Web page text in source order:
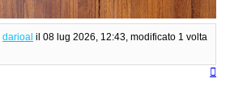
darioal il 08 lug 2026, 12:43, modificato 1 volta
Top